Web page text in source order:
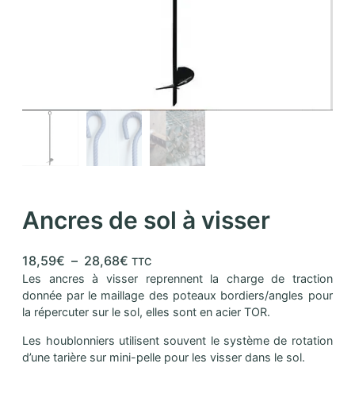
Ancres de sol à visser
18,59€ – 28,68€ TTC
Les ancres à visser reprennent la charge de traction
donnée par le maillage des poteaux bordiers/angles pour
la répercuter sur le sol, elles sont en acier TOR.
Les houblonniers utilisent souvent le système de rotation
d’une tarière sur mini-pelle pour les visser dans le sol.